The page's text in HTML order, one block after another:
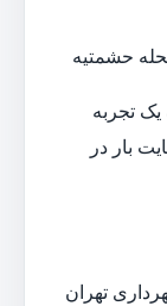
حشمتیه
یک تجربه
بار در
تهران